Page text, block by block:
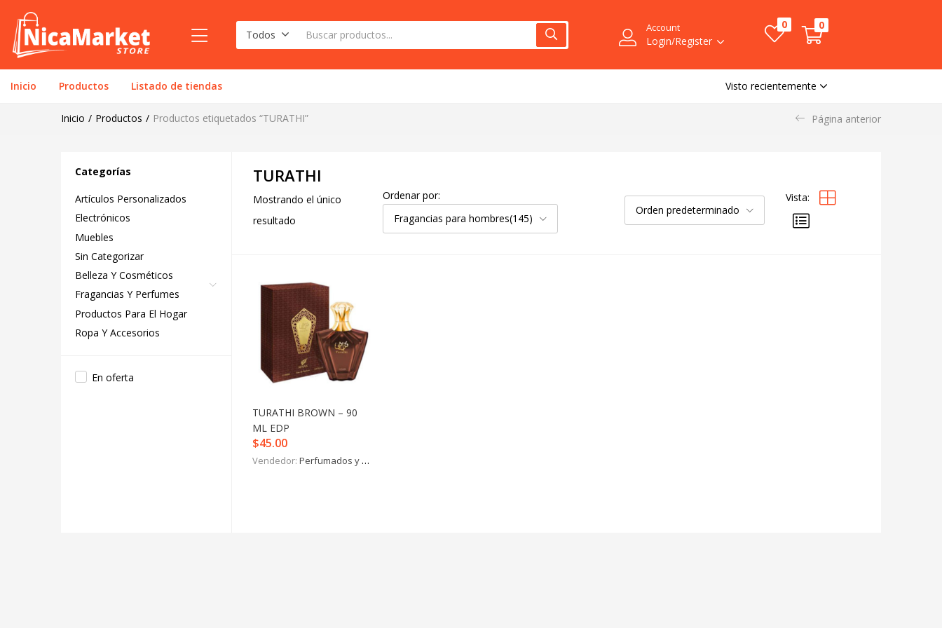
Todos
Account
Login/Register
0 0
Inicio Productos Listado de tiendas Visto recientemente
Inicio Productos Productos etiquetados “TURATHI” Página anterior
Categorías
Artículos Personalizados
Electrónicos
Muebles
Sin Categorizar
Belleza Y Cosméticos
Fragancias Y Perfumes
Productos Para El Hogar
Ropa Y Accesorios
En oferta
TURATHI
Mostrando el único
resultado
Ordenar por:
Fragancias para hombres(145)
Orden predeterminado
Vista:
TURATHI BROWN – 90
ML EDP
$45.00
Vendedor: Perfumados y más